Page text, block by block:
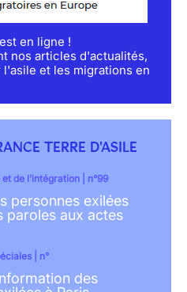
en ligne !
nos articles d'actualités,
et les migrations en
TERRE D'ASILE
de l’intégration | n°99
personnes exilées
paroles aux actes
| n°
des